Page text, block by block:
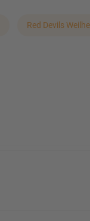
Red Devils